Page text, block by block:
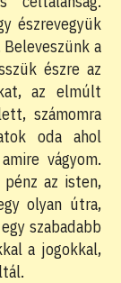
észrevegyük
a
észre az
az elmúlt
számomra
oda ahol
vágyom.
az isten,
olyan útra,
szabadabb
a jogokkal,